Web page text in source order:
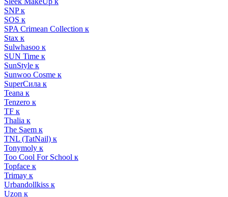
SNP к
SOS к
SPA Crimean Collection к
Stax к
Sulwhasoo к
SUN Time к
SunStyle к
Sunwoo Cosme к
SuperСила к
Teana к
Tenzero к
TF к
Thalia к
The Saem к
TNL (TatNail) к
Tonymoly к
Too Cool For School к
Topface к
Trimay к
Urbandollkiss к
Uzon к